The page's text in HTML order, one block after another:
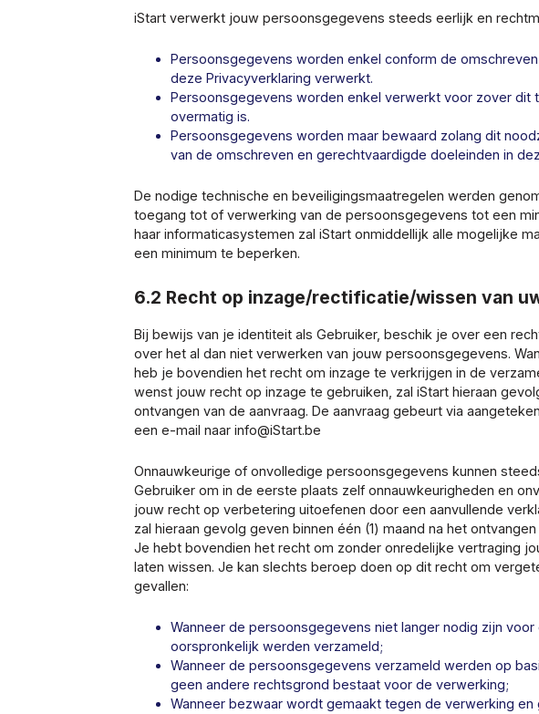
iStart verwerkt jouw persoonsgegevens steeds eerlijk en
Persoonsgegevens worden enkel conform de
deze Privacyverklaring verwerkt.
Persoonsgegevens worden enkel verwerkt voor zover dit
overmatig is.
Persoonsgegevens worden maar bewaard zolang dit
van de omschreven en gerechtvaardigde doeleinden in
De nodige technische en beveiligingsmaatregelen werden
toegang tot of verwerking van de persoonsgegevens tot een
haar informaticasystemen zal iStart onmiddellijk alle mogelijke
een minimum te beperken.
6.2 Recht op inzage/rectificatie/wissen van
Bij bewijs van je identiteit als Gebruiker, beschik je over een
over het al dan niet verwerken van jouw persoonsgegevens.
heb je bovendien het recht om inzage te verkrijgen in de
wenst jouw recht op inzage te gebruiken, zal iStart hieraan
ontvangen van de aanvraag. De aanvraag gebeurt via
een e-mail naar info@iStart.be
Onnauwkeurige of onvolledige persoonsgegevens kunnen
Gebruiker om in de eerste plaats zelf onnauwkeurigheden en
jouw recht op verbetering uitoefenen door een aanvullende
zal hieraan gevolg geven binnen één (1) maand na het
Je hebt bovendien het recht om zonder onredelijke vertraging
laten wissen. Je kan slechts beroep doen op dit recht om
gevallen:
Wanneer de persoonsgegevens niet langer nodig zijn
oorspronkelijk werden verzameld;
Wanneer de persoonsgegevens verzameld werden op
geen andere rechtsgrond bestaat voor de verwerking;
Wanneer bezwaar wordt gemaakt tegen de verwerking